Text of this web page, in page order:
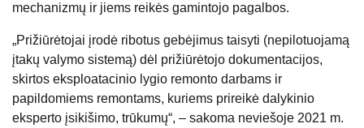
mechanizmų ir jiems reikės gamintojo pagalbos.
„Prižiūrėtojai įrodė ribotus gebėjimus taisyti (nepilotuojamą
įtakų valymo sistemą) dėl prižiūrėtojo dokumentacijos,
skirtos eksploatacinio lygio remonto darbams ir
papildomiems remontams, kuriems prireikė dalykinio
eksperto įsikišimo, trūkumų“, – sakoma neviešoje 2021 m.